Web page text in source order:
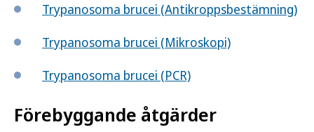
Trypanosoma brucei (Antikroppsbestämning)
Trypanosoma brucei (Mikroskopi)
Trypanosoma brucei (PCR)
Förebyggande åtgärder